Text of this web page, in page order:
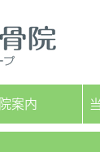
院案内